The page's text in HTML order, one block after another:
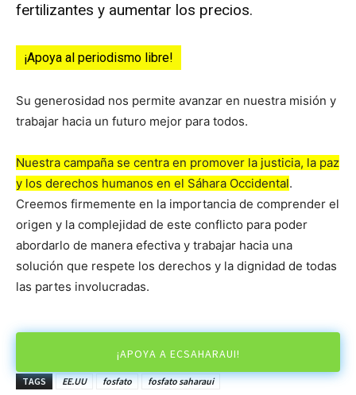
fertilizantes y aumentar los precios.
¡Apoya al periodismo libre!
Su generosidad nos permite avanzar en nuestra misión y
trabajar hacia un futuro mejor para todos.
Nuestra campaña se centra en promover la justicia, la paz
y los derechos humanos en el Sáhara Occidental.
Creemos firmemente en la importancia de comprender el
origen y la complejidad de este conflicto para poder
abordarlo de manera efectiva y trabajar hacia una
solución que respete los derechos y la dignidad de todas
las partes involucradas.
¡APOYA A ECSAHARAUI!
TAGS EE.UU fosfato fosfato saharaui